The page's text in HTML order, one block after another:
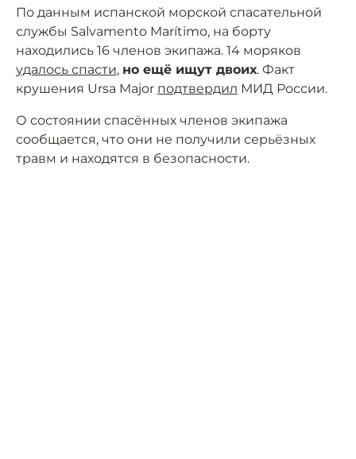
По данным испанской морской спасательной
службы Salvamento Marítimo, на борту
находились 16 членов экипажа. 14 моряков
удалось спасти, но ещё ищут двоих. Факт
крушения Ursa Major подтвердил МИД России.
О состоянии спасённых членов экипажа
сообщается, что они не получили серьёзных
травм и находятся в безопасности.